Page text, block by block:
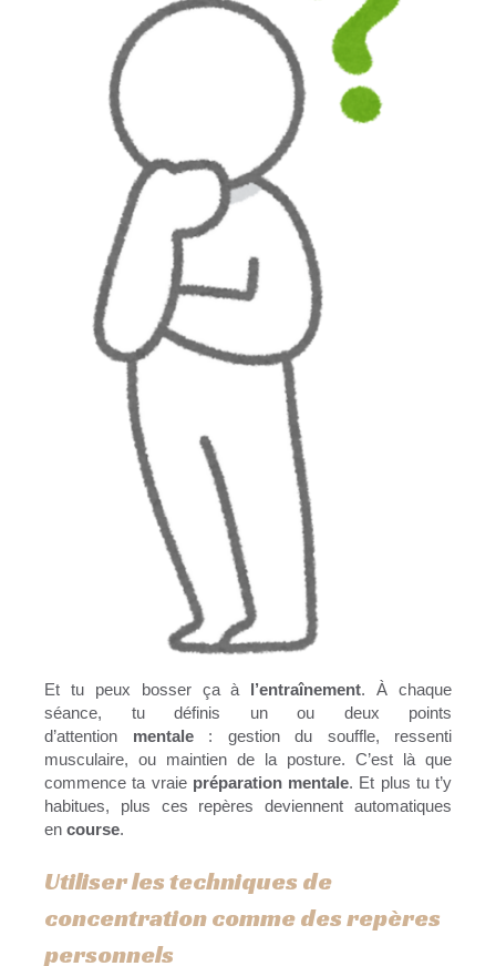
Et tu peux bosser ça à l’entraînement. À chaque
séance, tu définis un ou deux points
d’attention mentale : gestion du souffle, ressenti
musculaire, ou maintien de la posture. C’est là que
commence ta vraie préparation mentale. Et plus tu t’y
habitues, plus ces repères deviennent automatiques
en course.
Utiliser les techniques de
concentration comme des repères
personnels